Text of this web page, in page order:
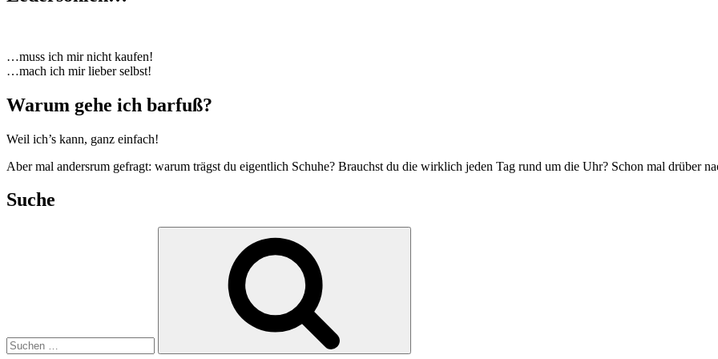
…muss ich mir nicht kaufen!
…mach ich mir lieber selbst!
Warum gehe ich barfuß?
Weil ich’s kann, ganz einfach!
Aber mal andersrum gefragt: warum trägst du eigentlich Schuhe? Brauchst du die wirklich jeden Tag rund um die Uhr? Schon mal drüber
Suche